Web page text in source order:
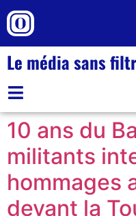
Le média sans
10 ans du
militants
hommages
devant la